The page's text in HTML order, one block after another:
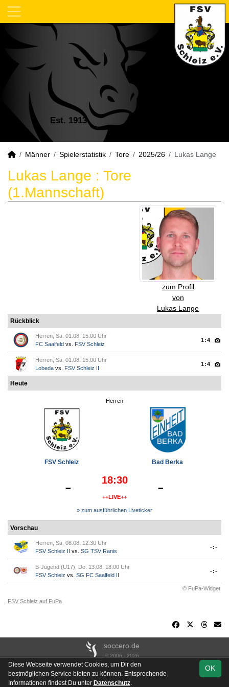
Est. 1913
Männer Spielerstatistik Tore 2025/26 Lukas Lange
Lukas Lange : Tore
(1.Mannschaft)
zum Profil
von
Lukas Lange
Rückblick
Herren, Sa. 01.08. 15:00 Uhr
FC Saalfeld vs. FSV Schleiz
1:4
Herren, Sa. 01.08. 15:00 Uhr
Lobeda vs. FSV Schleiz II
1:4
Heute
Herren
FSV Schleiz Bad Berka
- 18:30
++LIVE++ -
» zum ausführlichen Liveticker
Vorschau
Herren, Sa. 08.08. 12:30 Uhr
FSV Schleiz II vs. SG TSV Ranis
-:-
B-Jugend (U17), Do. 13.08. 18:00 Uhr
FSV Schleiz vs. SG FC Saalfeld II
-:-
© FuPa-Widget
FSV Schleiz auf FuPa
soccero.de
© 2006 - 2026
Besucherstatistik Kontakt Impressum Links
Datenschutz
Stadion- & Hausordnung
Gästebuch
OK
Diese Webseite verwendet Cookies, um Dir den
bestmöglichen Service bieten zu können. Entsprechende
Informationen findest Du unter Datenschutz.